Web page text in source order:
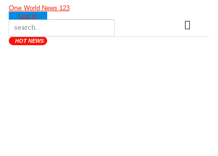
One World News 123
Log in
HOT NEWS